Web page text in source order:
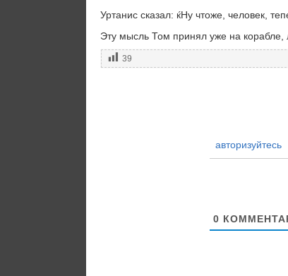
Уртанис сказал: ќНу чтоже, человек,
Эту мысль Том принял уже на корабле,
39
авторизуйтесь
0